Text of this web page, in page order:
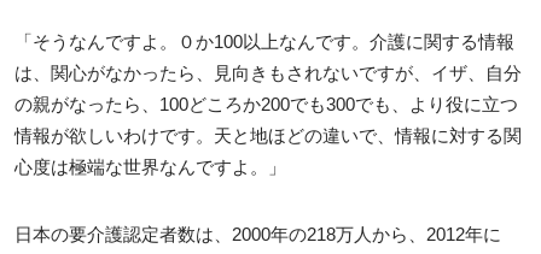
「そうなんですよ。０か100以上なんです。介護に関する情報
は、関心がなかったら、見向きもされないですが、イザ、自分
の親がなったら、100どころか200でも300でも、より役に立つ
情報が欲しいわけです。天と地ほどの違いで、情報に対する関
心度は極端な世界なんですよ。」
日本の要介護認定者数は、2000年の218万人から、2012年に